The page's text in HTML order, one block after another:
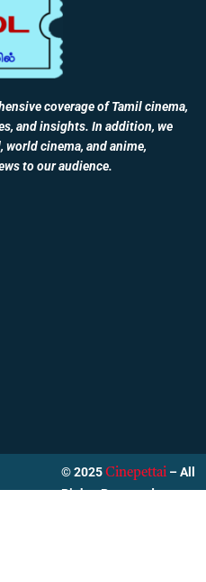
coverage of Tamil cinema,
and insights. In addition, we
cinema, and anime,
to our audience.
© 2025 Cinepettai – All
Rights Reserved